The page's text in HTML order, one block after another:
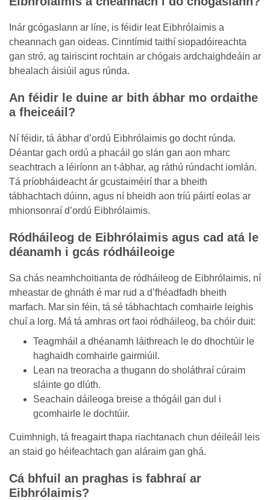
Inár gcógaslann ar líne, is féidir leat Eibhrólaimis a
cheannach gan oideas. Cinntímid taithí siopadóireachta
gan stró, ag tairiscint rochtain ar chógais ardchaighdeáin ar
bhealach áisiúil agus rúnda.
An féidir le duine ar bith ábhar mo ordaithe
a fheiceáil?
Ní féidir, tá ábhar d’ordú Eibhrólaimis go docht rúnda.
Déantar gach ordú a phacáil go slán gan aon mharc
seachtrach a léiríonn an t-ábhar, ag ráthú rúndacht iomlán.
Tá príobháideacht ár gcustaiméirí thar a bheith
tábhachtach dúinn, agus ní bheidh aon tríú páirtí eolas ar
mhionsonraí d’ordú Eibhrólaimis.
Ródháileog de Eibhrólaimis agus cad atá le
déanamh i gcás ródháileoige
Sa chás neamhchoitianta de ródháileog de Eibhrólaimis, ní
mheastar de ghnáth é mar rud a d’fhéadfadh bheith
marfach. Mar sin féin, tá sé tábhachtach comhairle leighis
chuí a lorg. Má tá amhras ort faoi ródháileog, ba chóir duit:
Teagmháil a dhéanamh láithreach le do dhochtúir le
haghaidh comhairle gairmiúil.
Lean na treoracha a thugann do sholáthraí cúraim
sláinte go dlúth.
Seachain dáileoga breise a thógáil gan dul i
gcomhairle le dochtúir.
Cuimhnigh, tá freagairt thapa riachtanach chun déileáil leis
an staid go héifeachtach gan aláraim gan ghá.
Cá bhfuil an praghas is fabhraí ar
Eibhrólaimis?